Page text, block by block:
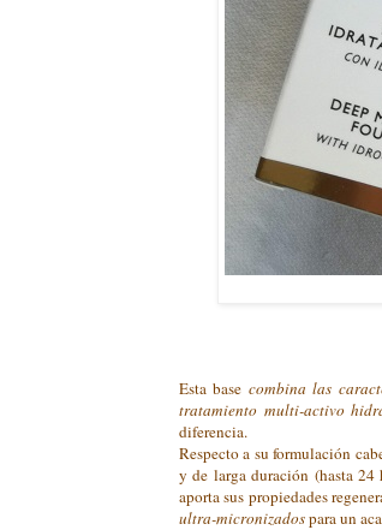
Esta base combina las
tratamiento multi-activo
diferencia.
Respecto a su formulación
y de larga duración (hasta 24
aporta sus propiedades
ultra-micronizadospara un